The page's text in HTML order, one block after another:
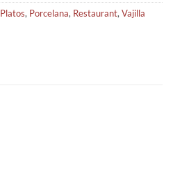
Platos, Porcelana, Restaurant, Vajilla